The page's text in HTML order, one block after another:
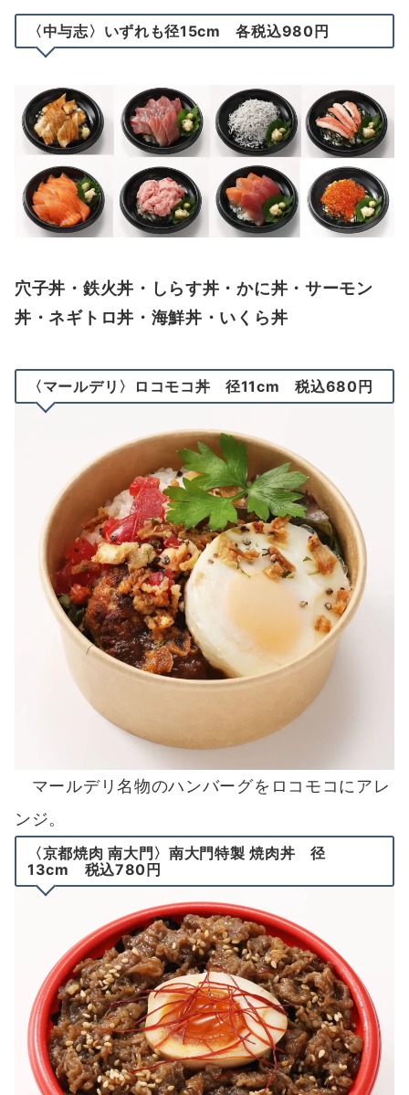
〈中与志〉いずれも径15cm 各税込980円
穴子丼・鉄火丼・しらす丼・かに丼 ・ サーモン
丼・ネギトロ丼・海鮮丼・いくら丼
〈マールデリ〉ロコモコ丼 径11cm 税込680円
マールデリ名物のハンバーグをロコモコにアレ
ンジ。
〈京都焼肉 南大門〉南大門特製 焼肉丼 径
13cm 税込780円